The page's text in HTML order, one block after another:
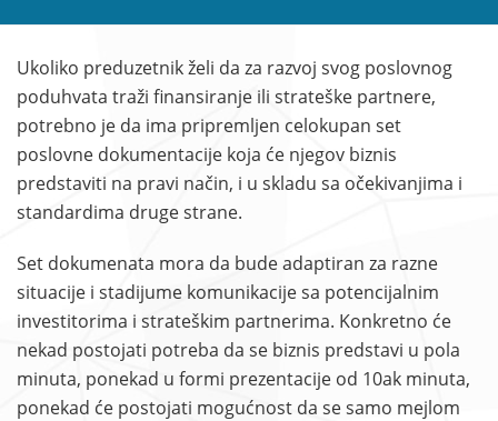
Ukoliko preduzetnik želi da za razvoj svog poslovnog
poduhvata traži finansiranje ili strateške partnere,
potrebno je da ima pripremljen celokupan set
poslovne dokumentacije koja će njegov biznis
predstaviti na pravi način, i u skladu sa očekivanjima i
standardima druge strane.
Set dokumenata mora da bude adaptiran za razne
situacije i stadijume komunikacije sa potencijalnim
investitorima i strateškim partnerima. Konkretno će
nekad postojati potreba da se biznis predstavi u pola
minuta, ponekad u formi prezentacije od 10ak minuta,
ponekad će postojati mogućnost da se samo mejlom